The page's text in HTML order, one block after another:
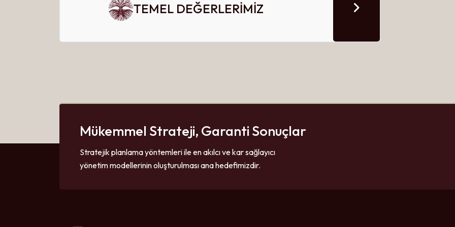
TEMEL DEĞERLERİMİZ
Mükemmel Strateji, Garanti Sonuçlar
Stratejik planlama yöntemleri ile en akılcı ve kar sağlayıcı
yönetim modellerinin oluşturulması ana hedefimizdir.